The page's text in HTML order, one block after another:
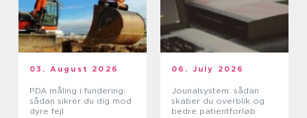
03. August 2026
PDA måling i fundering:
sådan sikrer du dig mod
dyre fejl
06. July 2026
Jounalsystem: sådan
skaber du overblik og
bedre patientforløb